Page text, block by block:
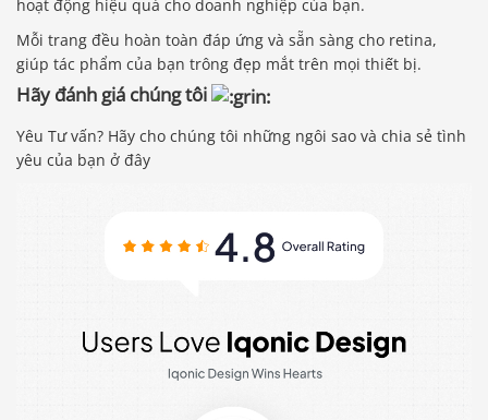
hoạt động hiệu quả cho doanh nghiệp của bạn.
Mỗi trang đều hoàn toàn đáp ứng và sẵn sàng cho retina,
giúp tác phẩm của bạn trông đẹp mắt trên mọi thiết bị.
Hãy đánh giá chúng tôi
Yêu Tư vấn? Hãy cho chúng tôi những ngôi sao và chia sẻ tình
yêu của bạn ở đây